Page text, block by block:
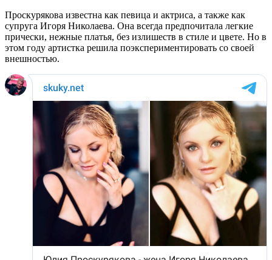
Проскурякова известна как певица и актриса, а также как
супруга Игоря Николаева. Она всегда предпочитала легкие
прически, нежные платья, без излишеств в стиле и цвете. Но в
этом году артистка решила поэкспериментировать со своей
внешностью.